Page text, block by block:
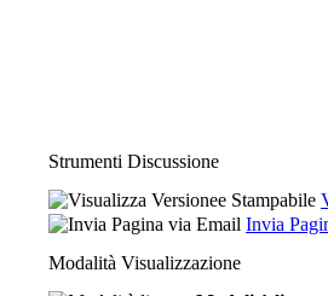
Strumenti Discussione
Invia
Modalità Visualizzazione